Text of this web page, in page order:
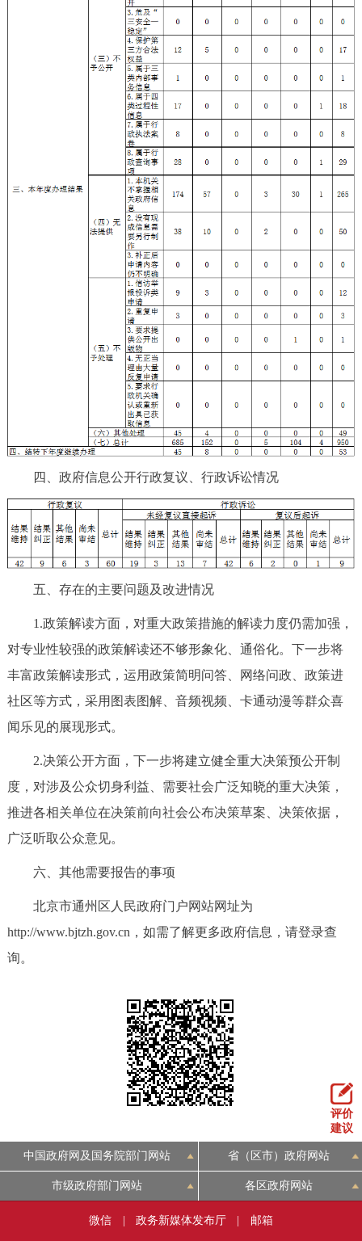
四、政府信息公开行政复议、行政诉讼情况
五、存在的主要问题及改进情况
1.政策解读方面，对重大政策措施的解读力度仍需加强，
对专业性较强的政策解读还不够形象化、通俗化。下一步将
丰富政策解读形式，运用政策简明问答、网络问政、政策进
社区等方式，采用图表图解、音频视频、卡通动漫等群众喜
闻乐见的展现形式。
2.决策公开方面，下一步将建立健全重大决策预公开制
度，对涉及公众切身利益、需要社会广泛知晓的重大决策，
推进各相关单位在决策前向社会公布决策草案、决策依据，
广泛听取公众意见。
六、其他需要报告的事项
北京市通州区人民政府门户网站网址为
http://www.bjtzh.gov.cn，如需了解更多政府信息，请登录查
询。
评价
建议
中国政府网及国务院部门网站 省（区市）政府网站
市级政府部门网站 各区政府网站
微信 政务新媒体发布厅 邮箱